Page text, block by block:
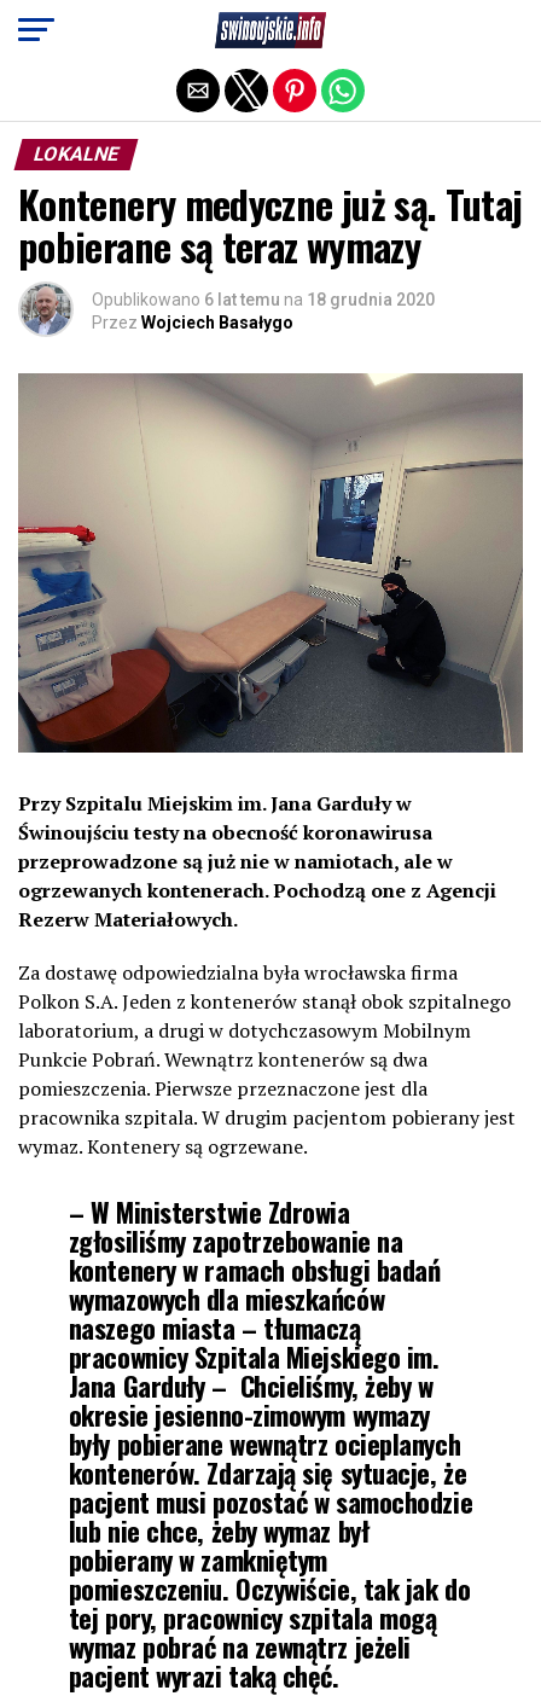
LOKALNE
Kontenery medyczne już są. Tutaj
pobierane są teraz wymazy
Opublikowano 6 lat temu na 18 grudnia 2020
Przez Wojciech Basałygo
Przy Szpitalu Miejskim im. Jana Garduły w
Świnoujściu testy na obecność koronawirusa
przeprowadzone są już nie w namiotach, ale w
ogrzewanych kontenerach.Pochodzą one z Agencji
Rezerw Materiałowych.
Za dostawę odpowiedzialna była wrocławska firma
Polkon S.A. Jeden z kontenerów stanął obok szpitalnego
laboratorium, a drugi w dotychczasowym Mobilnym
Punkcie Pobrań. Wewnątrz kontenerów są dwa
pomieszczenia. Pierwsze przeznaczone jest dla
pracownika szpitala. W drugim pacjentom pobierany jest
wymaz. Kontenery są ogrzewane.
– W Ministerstwie Zdrowia
zgłosiliśmy zapotrzebowanie na
kontenery w ramach obsługi badań
wymazowych dla mieszkańców
naszego miasta – tłumaczą
pracownicy Szpitala Miejskiego im.
Jana Garduły – Chcieliśmy, żeby w
okresie jesienno-zimowym wymazy
były pobierane wewnątrz ocieplanych
kontenerów. Zdarzają się sytuacje, że
pacjent musi pozostać w samochodzie
lub nie chce, żeby wymaz był
pobierany w zamkniętym
pomieszczeniu. Oczywiście, tak jak do
tej pory, pracownicy szpitala mogą
wymaz pobrać na zewnątrz jeżeli
pacjent wyrazi taką chęć.
Exit mobile version